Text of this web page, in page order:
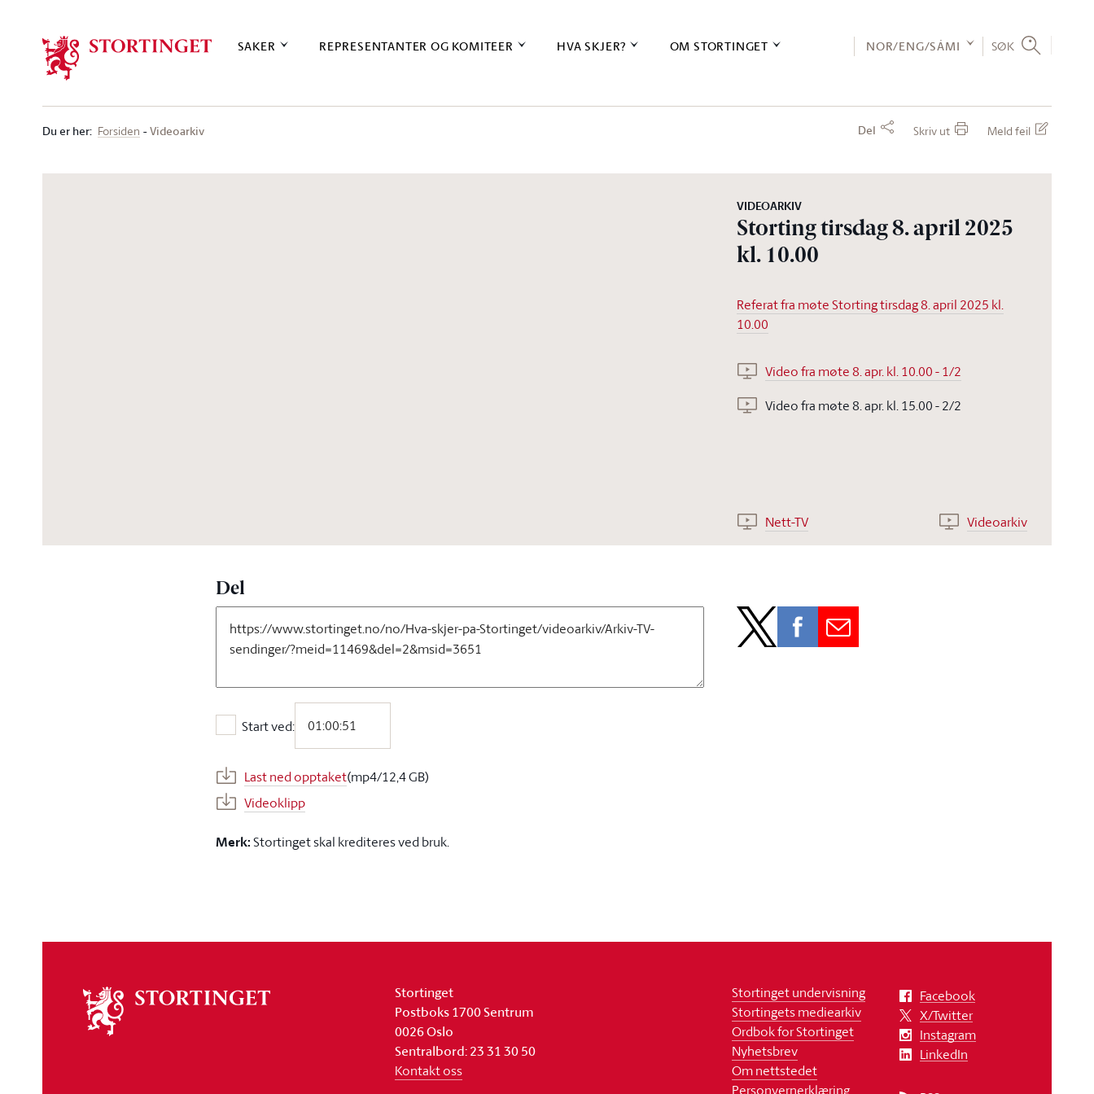
SAKER REPRESENTANTER OG KOMITEER HVA SKJER? OM STORTINGET NOR/ENG/SÁMI SØK
Du er her: Forsiden Videoarkiv Del Skriv ut Meld feil
VIDEOARKIV
Storting tirsdag 8. april 2025
kl. 10.00
Referat fra møte Storting tirsdag 8. april 2025 kl.
10.00
Video fra møte 8. apr. kl. 10.00 - 1/2
Video fra møte 8. apr. kl. 15.00 - 2/2
Nett-TV Videoarkiv
Del
Start ved:
Start ved:
Last ned opptaket(mp4/12,4 GB)
Videoklipp
Merk:Stortinget skal krediteres ved bruk.
stortinget
Stortinget
Postboks 1700 Sentrum
0026 Oslo
Sentralbord: 23 31 30 50
Kontakt oss
Stortinget undervisning
Stortingets mediearkiv
Ordbok for Stortinget
Nyhetsbrev
Om nettstedet
Personvernerklæring
Facebook
X/Twitter
Instagram
LinkedIn